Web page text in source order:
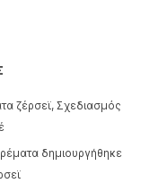
ζέρσεϊ, Σχεδιασμός
δημιουργήθηκε